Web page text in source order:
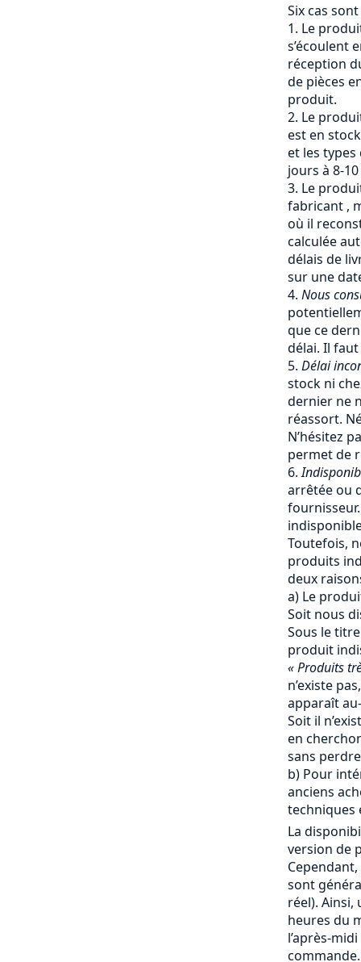
Six cas
Le
s’écoulent
réception
de pièces
produit.
Le
est en
et les types
jours à 8-
Le
fabricant ,
où il
calculée
délais de
sur une
Nous
que ce
délai. Il
Délai
stock ni
dernier ne
réassort.
N’hésitez
permet de
arrêtée ou
Toutefois,
produits
deux
a) Le
Soit nous
Sous le
produit
« Produits
n’existe
apparaît
Soit il
en
sans
b) Pour
anciens
techniques
La
version de
sont
réel).
heures du
l’après-